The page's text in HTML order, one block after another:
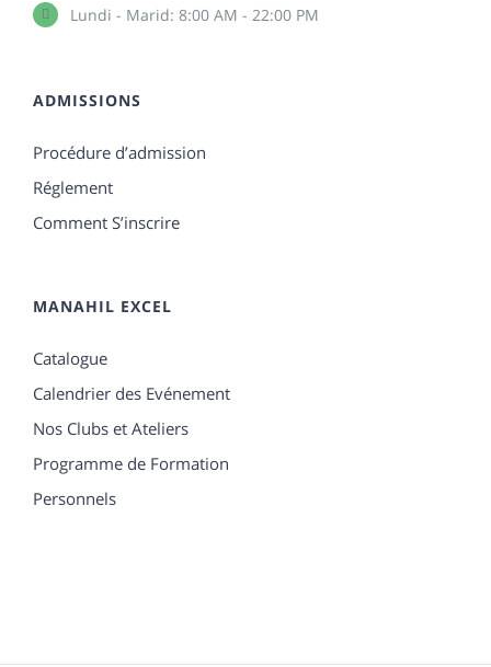
Lundi - Marid: 8:00 AM - 22:00 PM
ADMISSIONS
Procédure d’admission
Réglement
Comment S’inscrire
MANAHIL EXCEL
Catalogue
Calendrier des Evénement
Nos Clubs et Ateliers
Programme de Formation
Personnels